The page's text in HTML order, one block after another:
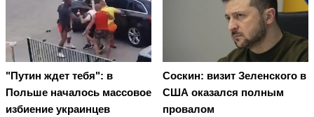
"Путин ждет тебя": в
Польше началось массовое
избиение украинцев
Соскин: визит Зеленского в
США оказался полным
провалом